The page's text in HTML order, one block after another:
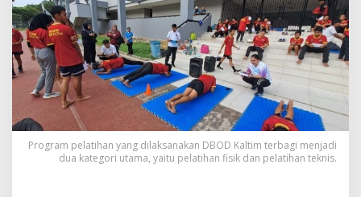
Program pelatihan yang dilaksanakan DBOD Kaltim terbagi menjadi
dua kategori utama, yaitu pelatihan fisik dan pelatihan teknis.